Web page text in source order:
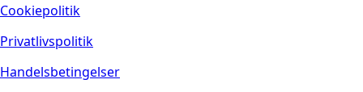
Cookiepolitik
Privatlivspolitik
Handelsbetingelser